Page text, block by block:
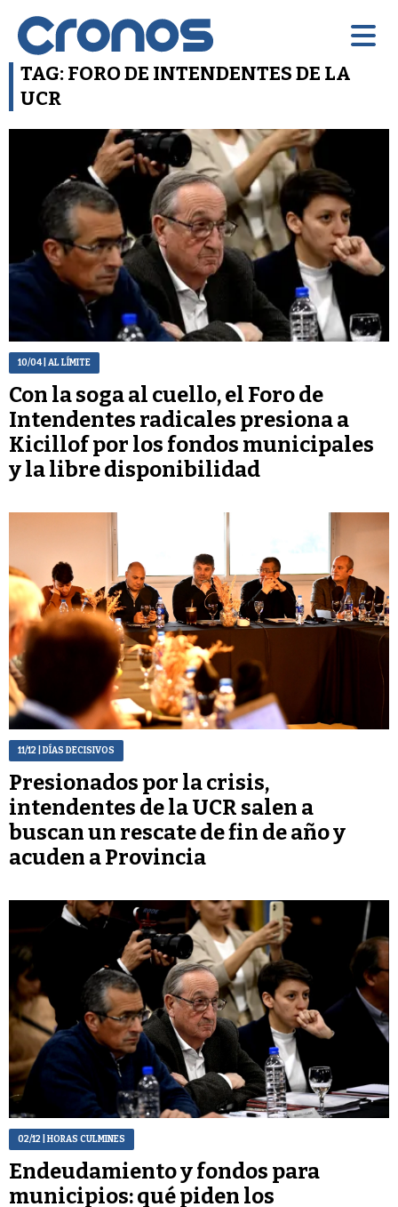
TAG: FORO DE INTENDENTES DE LA
UCR
10/04| AL LÍMITE
Con la soga al cuello, el Foro de
Intendentes radicales presiona a
Kicillof por los fondos municipales
y la libre disponibilidad
11/12 | DÍAS DECISIVOS
Presionados por la crisis,
intendentes de la UCR salen a
buscan un rescate de fin de año y
acuden a Provincia
02/12 | HORAS CULMINES
Endeudamiento y fondos para
municipios: qué piden los